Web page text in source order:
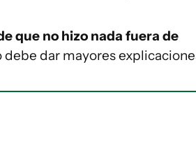
que no hizo nada fuera de
dar mayores